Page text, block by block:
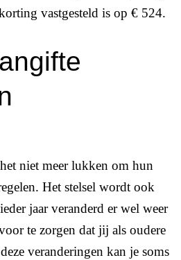
vastgesteld is op € 524.
niet meer lukken om hun
Het stelsel wordt ook
jaar veranderd er wel weer
te zorgen dat jij als oudere
veranderingen kan je soms